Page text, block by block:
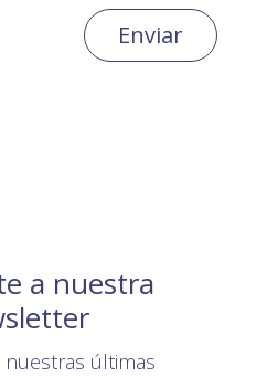
Enviar
a nuestra
últimas